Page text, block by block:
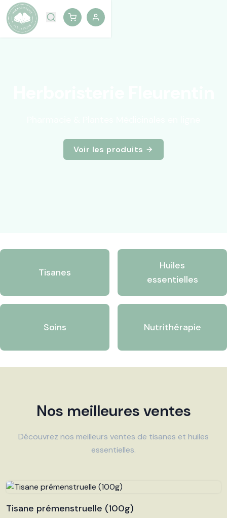
Voir les produits
Tisanes
Huiles
essentielles
Soins Nutrithérapie
Nos meilleures ventes
Découvrez nos meilleurs ventes de tisanes et huiles
essentielles.
Tisane prémenstruelle (100g)